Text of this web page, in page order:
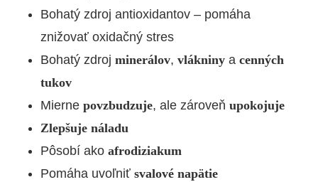
Bohatý zdroj antioxidantov – pomáha
znižovať oxidačný stres
Bohatý zdroj minerálov, vlákninya cenných
tukov
Mierne povzbudzuje, ale zároveň upokojuje
Zlepšuje náladu
Pôsobí ako afrodiziakum
Pomáha uvoľniť svalové napätie